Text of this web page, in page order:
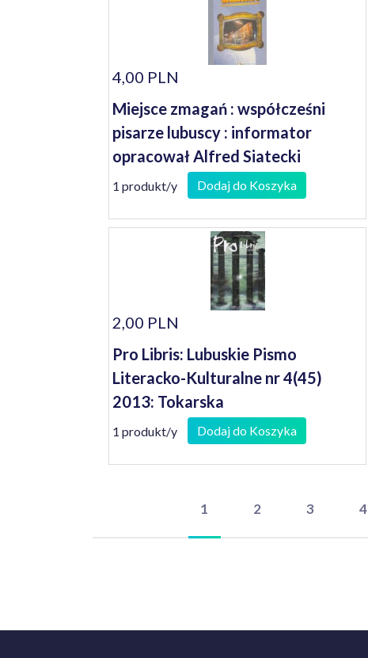
4,00 PLN
Miejsce zmagań : współcześni
pisarze lubuscy : informator
opracował Alfred Siatecki
1 produkt/y Dodaj do Koszyka
2,00 PLN
Pro Libris: Lubuskie Pismo
Literacko-Kulturalne nr 4(45)
2013: Tokarska
1 produkt/y Dodaj do Koszyka
1 2 3 4